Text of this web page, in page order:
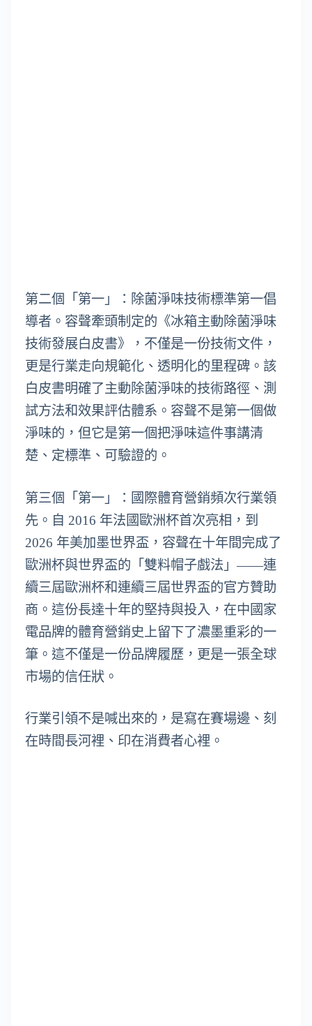
第二個「第一」：除菌淨味技術標準第一倡
導者。容聲牽頭制定的《冰箱主動除菌淨味
技術發展白皮書》，不僅是一份技術文件，
更是行業走向規範化、透明化的里程碑。該
白皮書明確了主動除菌淨味的技術路徑、測
試方法和效果評估體系。容聲不是第一個做
淨味的，但它是第一個把淨味這件事講清
楚、定標準、可驗證的。
第三個「第一」：國際體育營銷頻次行業領
先。自 2016 年法國歐洲杯首次亮相，到
2026 年美加墨世界盃，容聲在十年間完成了
歐洲杯與世界盃的「雙料帽子戲法」——連
續三屆歐洲杯和連續三屆世界盃的官方贊助
商。這份長達十年的堅持與投入，在中國家
電品牌的體育營銷史上留下了濃墨重彩的一
筆。這不僅是一份品牌履歷，更是一張全球
市場的信任狀。
行業引領不是喊出來的，是寫在賽場邊、刻
在時間長河裡、印在消費者心裡。